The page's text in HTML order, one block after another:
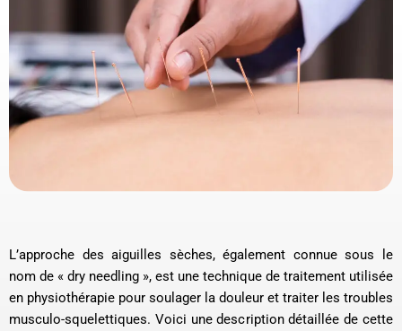
L’approche des aiguilles sèches, également connue sous le
nom de « dry needling », est une technique de traitement utilisée
en physiothérapie pour soulager la douleur et traiter les troubles
musculo-squelettiques. Voici une description détaillée de cette